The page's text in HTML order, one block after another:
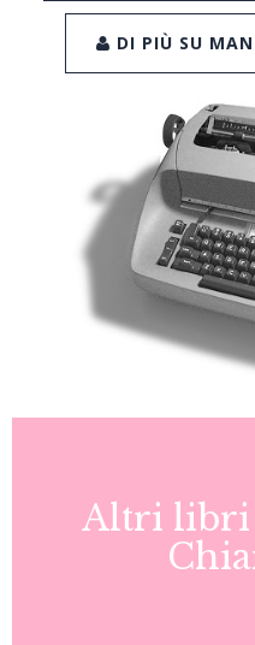
DI PIÙ SU
Altri libri